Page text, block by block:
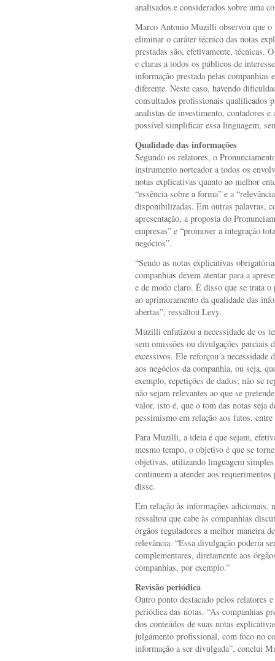
analisados e considerados sobre uma
Marco Antonio Muzilli observou que o
eliminar o caráter técnico das notas
prestadas são, efetivamente, técnicas.
e claras a todos os públicos de
informação prestada pelas companhias
diferente. Neste caso, havendo
consultados profissionais qualificados
analistas de investimento, contadores
possível simplificar essa linguagem,
Qualidade das informações
Segundo os relatores, o
instrumento norteador a todos os
notas explicativas quanto ao melhor
“essência sobre a forma” e a
disponibilizadas. Em outras palavras,
apresentação, a proposta do
empresas” e “promover a integração
negócios”.
“Sendo as notas explicativas
companhias devem atentar para a
e de modo claro. É disso que se trata
ao aprimoramento da qualidade das
abertas”, ressaltou Levy.
Muzilli enfatizou a necessidade de os
sem omissões ou divulgações parciais
excessivos. Ele reforçou a necessidade
aos negócios da companhia, ou seja,
exemplo, repetições de dados; não se
não sejam relevantes ao que se
valor, isto é, que o tom das notas seja
pessimismo em relação aos fatos,
Para Muzilli, a ideia é que sejam,
mesmo tempo, o objetivo é que se
objetivas, utilizando linguagem
continuem a atender aos
disse.
Em relação às informações
ressaltou que cabe às companhias
órgãos reguladores a melhor maneira
relevância. “Essa divulgação poderia
complementares, diretamente aos
companhias, por exemplo.”
Revisão periódica
Outro ponto destacado pelos relatores
periódica das notas. “As companhias
dos conteúdos de suas notas
julgamento profissional, com foco no
informação a ser divulgada”, conclui